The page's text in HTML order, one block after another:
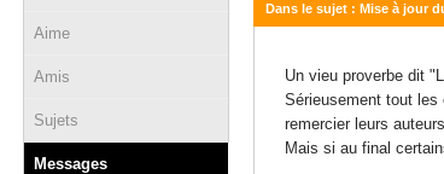
Aime
Amis
Sujets
Messages
Dans le sujet : Mise à jour
Un vieu proverbe dit
Sérieusement tout
remercier leurs
Mais si au final